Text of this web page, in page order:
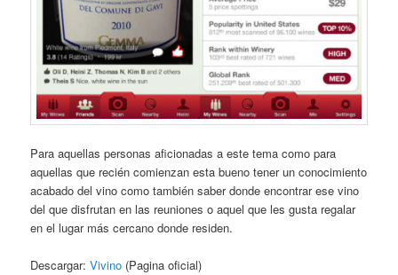
Para aquellas personas aficionadas a este tema como para
aquellas que recién comienzan esta bueno tener un conocimiento
acabado del vino como también saber donde encontrar ese vino
del que disfrutan en las reuniones o aquel que les gusta regalar
en el lugar más cercano donde residen.
Descargar:Vivino (Pagina oficial)